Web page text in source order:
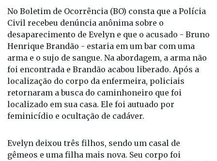
No Boletim de Ocorrência (BO) consta que a Polícia
Civil recebeu denúncia anônima sobre o
desaparecimento de Evelyn e que o acusado - Bruno
Henrique Brandão - estaria em um bar com uma
arma e o sujo de sangue. Na abordagem, a arma não
foi encontrada e Brandão acabou liberado. Após a
localização do corpo da enfermeira, policiais
retornaram a busca do caminhoneiro que foi
localizado em sua casa. Ele foi autuado por
feminicídio e ocultação de cadáver.
Evelyn deixou três filhos, sendo um casal de
gêmeos e uma filha mais nova. Seu corpo foi